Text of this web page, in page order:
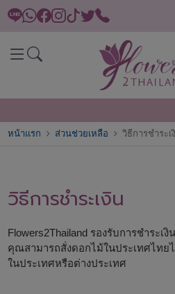
หน้าแรก ส่วนช่วยเหลือ วิธีการชำระเ
วิธีการชำระเงิน
Flowers2Thailand รองรับการชำระ
คุณสามารถสั่งดอกไม้ในประเทศไทย
ในประเทศหรือต่างประเทศ